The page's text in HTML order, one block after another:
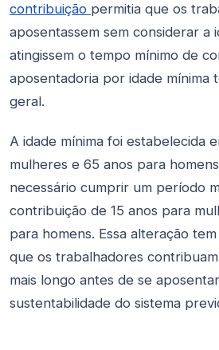
contribuição permitia que os
aposentassem sem considerar a
atingissem o tempo mínimo de
aposentadoria por idade mínima
geral.
A idade mínima foi estabelecida
mulheres e 65 anos para
necessário cumprir um período
contribuição de 15 anos para
para homens. Essa alteração
que os trabalhadores
mais longo antes de se
sustentabilidade do sistema